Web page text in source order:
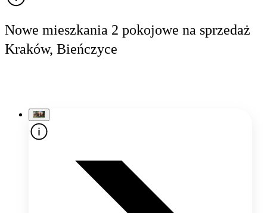
Nowe mieszkania 2 pokojowe na sprzedaż
Kraków, Bieńczyce